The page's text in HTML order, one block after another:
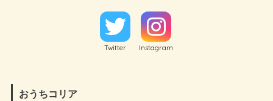
Twitter Instagram
おうちコリア